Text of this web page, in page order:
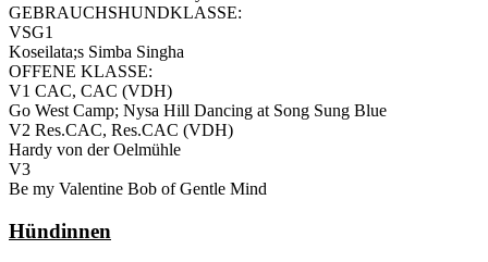
GEBRAUCHSHUNDKLASSE:
VSG1
Koseilata;s Simba Singha
OFFENE KLASSE:
V1 CAC, CAC (VDH)
Go West Camp; Nysa Hill Dancing at Song Sung Blue
V2 Res.CAC, Res.CAC (VDH)
Hardy von der Oelmühle
V3
Be my Valentine Bob of Gentle Mind
Hündinnen